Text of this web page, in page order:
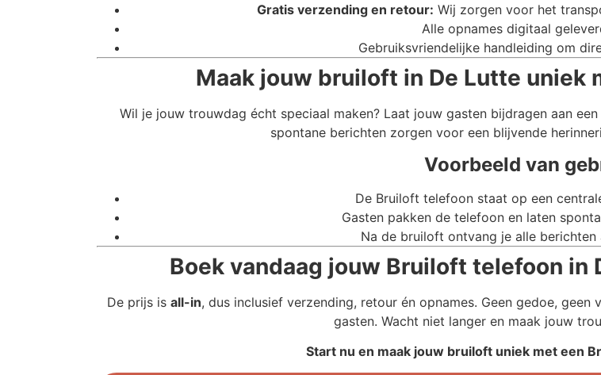
Gratis verzending en retour: Wij zorgen voor het
Alle opnames digitaal
Gebruiksvriendelijke handleiding om
Maak jouw bruiloft in De Lutte uniek
Wil je jouw trouwdag écht speciaal maken? Laat jouw gasten bijdragen aan
spontane berichten zorgen voor een blijvende
Voorbeeld van
De Bruiloft telefoon staat op een
Gasten pakken de telefoon en laten
Na de bruiloft ontvang je alle berichten
Boek vandaag jouw Bruiloft telefoon in
De prijs is all-in, dus inclusief verzending, retour én opnames. Geen gedoe,
gasten. Wacht niet langer en maak jouw
Start nu en maak jouw bruiloft uniek met een